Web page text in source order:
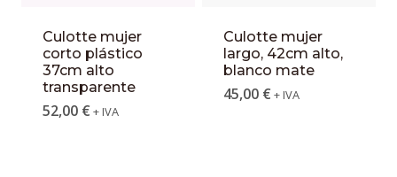
Culotte mujer
corto plástico
37cm alto
transparente
52,00 € + IVA
Culotte mujer
largo, 42cm alto,
blanco mate
45,00 € + IVA